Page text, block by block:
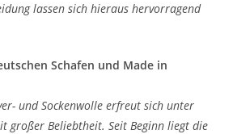
lassen sich hieraus hervorragend
Schafen und Made in
und Sockenwolle erfreut sich unter
großer Beliebtheit. Seit Beginn liegt die